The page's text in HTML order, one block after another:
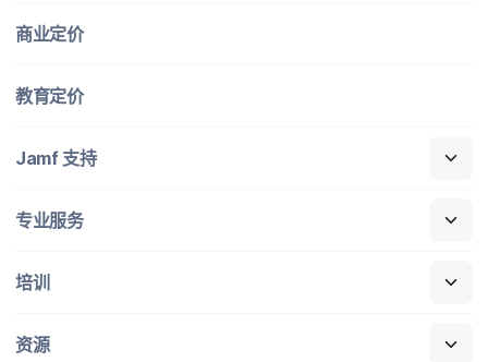
商业定​价
教育定​价
Jamf 支持
专业​服务
培训
资源